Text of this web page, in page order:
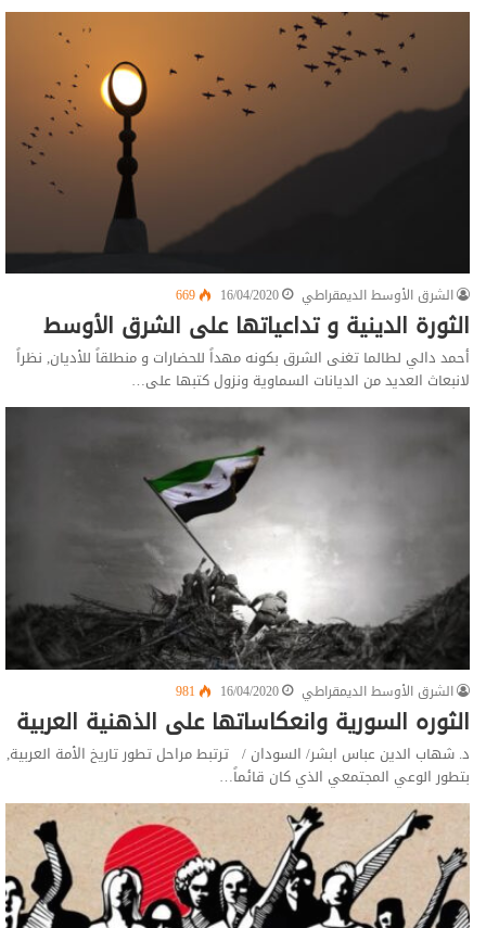
الشرق الأوسط الديمقراطي 16/04/2020
669
الثورة الدينية و تداعياتها على الشرق الأوسط
أحمد دالي لطالما تغنى الشرق بكونه مهداً للحضارات و منطلقاً للأديان, نظراً
لانبعاث العديد من الديانات السماوية ونزول كتبها على…
الشرق الأوسط الديمقراطي 16/04/2020
981
الثوره السورية وانعکاساتها علی الذهنية العربية
د. شهاب الدين عباس ابشر/ السودان / ترتبط مراحل تطور تاريخ الأمة العربية,
بتطور الوعي المجتمعي الذي كان قائماً…